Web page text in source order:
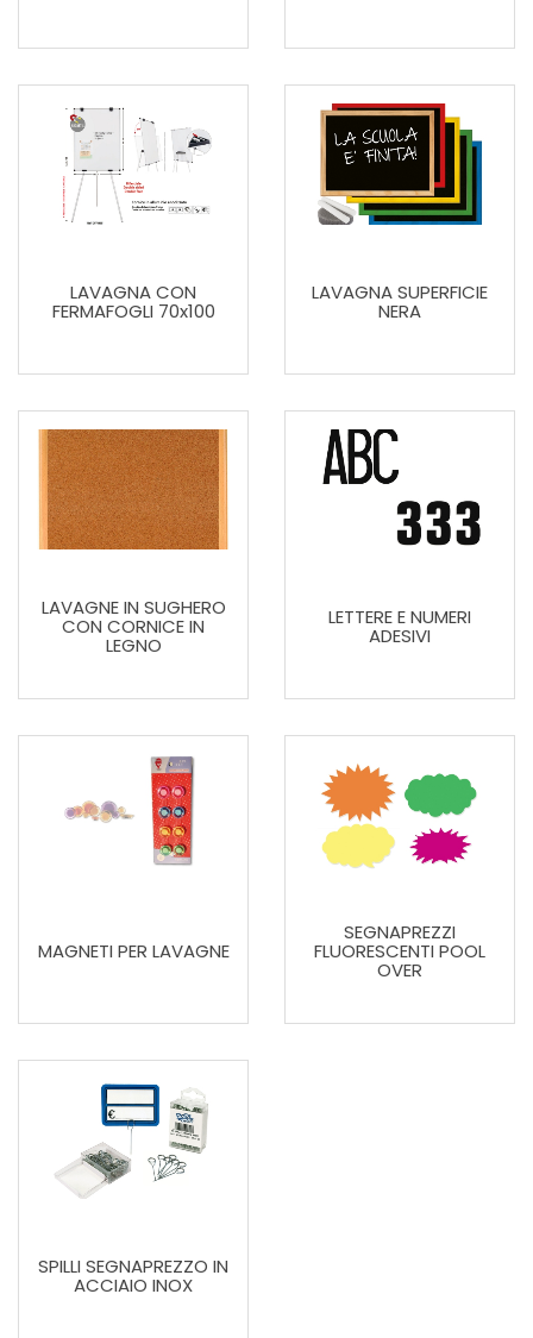
LAVAGNA CON
FERMAFOGLI 70x100
LAVAGNA SUPERFICIE
NERA
LAVAGNE IN SUGHERO
CON CORNICE IN
LEGNO
LETTERE E NUMERI
ADESIVI
MAGNETI PER LAVAGNE
SEGNAPREZZI
FLUORESCENTI POOL
OVER
SPILLI SEGNAPREZZO IN
ACCIAIO INOX